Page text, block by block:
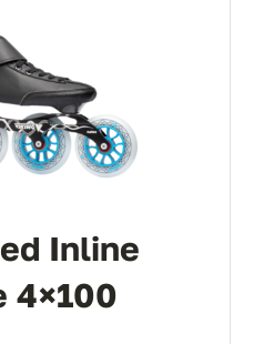
Inline
4×100